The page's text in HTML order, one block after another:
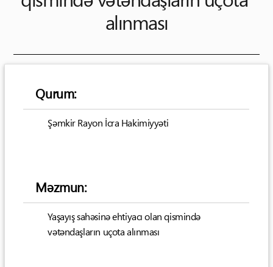
alınması
Qurum:
Şəmkir Rayon İcra Hakimiyyəti
Məzmun:
Yaşayış sahəsinə ehtiyacı olan qismində
vətəndaşların uçota alınması